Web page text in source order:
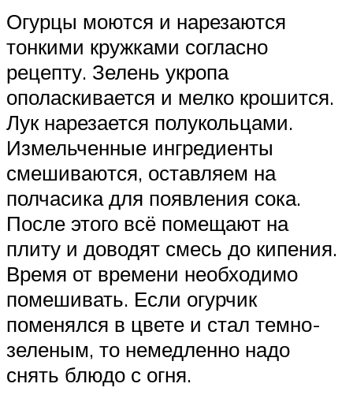
Огурцы моются и нарезаются
тонкими кружками согласно
рецепту. Зелень укропа
ополаскивается и мелко крошится.
Лук нарезается полукольцами.
Измельченные ингредиенты
смешиваются, оставляем на
полчасика для появления сока.
После этого всё помещают на
плиту и доводят смесь до кипения.
Время от времени необходимо
помешивать. Если огурчик
поменялся в цвете и стал темно-
зеленым, то немедленно надо
снять блюдо с огня.